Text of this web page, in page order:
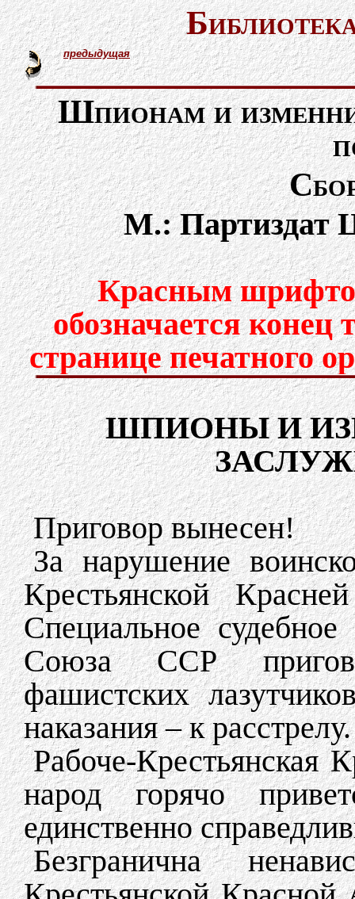
предыдущая
Шпионам и
М.: Партиздат
Красным
обозначается конец
странице печатного
ШПИОНЫ И
Приговор вынесен!
За нарушение
Крестьянской
Специальное судебное
Союза ССР
фашистских
наказания – к расстрелу.
Рабоче-Крестьянская
народ горячо
единственно
Безгранична